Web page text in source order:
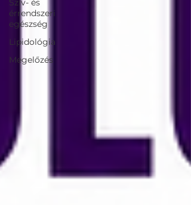
Szív- és
érrendszeri
egészség
Lipidológia
Megelőzés